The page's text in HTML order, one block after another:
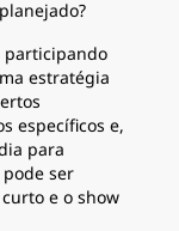
participando
estratégia
específicos e,
para
ser
e o show